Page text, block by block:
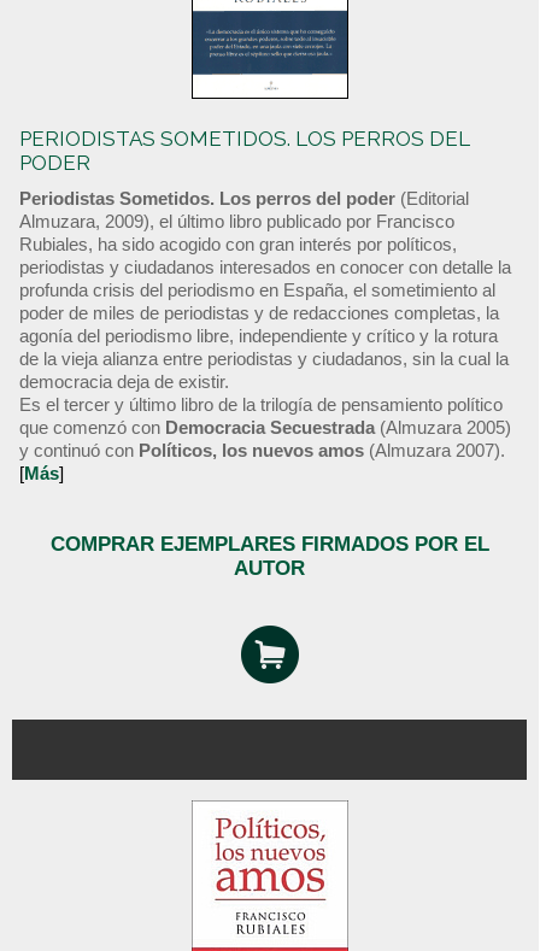
PERIODISTAS SOMETIDOS. LOS PERROS DEL
PODER
Periodistas Sometidos. Los perros del poder (Editorial
Almuzara, 2009), el último libro publicado por Francisco
Rubiales, ha sido acogido con gran interés por políticos,
periodistas y ciudadanos interesados en conocer con detalle la
profunda crisis del periodismo en España, el sometimiento al
poder de miles de periodistas y de redacciones completas, la
agonía del periodismo libre, independiente y crítico y la rotura
de la vieja alianza entre periodistas y ciudadanos, sin la cual la
democracia deja de existir.
Es el tercer y último libro de la trilogía de pensamiento político
que comenzó con Democracia Secuestrada (Almuzara 2005)
y continuó con Políticos, los nuevos amos (Almuzara 2007).
[Más]
COMPRAR EJEMPLARES FIRMADOS POR EL
AUTOR